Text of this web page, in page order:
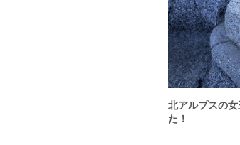
北アルプスの
た！